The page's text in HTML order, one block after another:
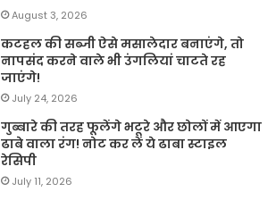
August 3, 2026
कटहल की सब्जी ऐसे मसालेदार बनाएंगे, तो
नापसंद करने वाले भी उंगलियां चाटते रह
जाएंगे!
July 24, 2026
गुब्बारे की तरह फूलेंगे भटूरे और छोलों में आएगा
ढाबे वाला रंग! नोट कर लें ये ढाबा स्टाइल
रेसिपी
July 11, 2026